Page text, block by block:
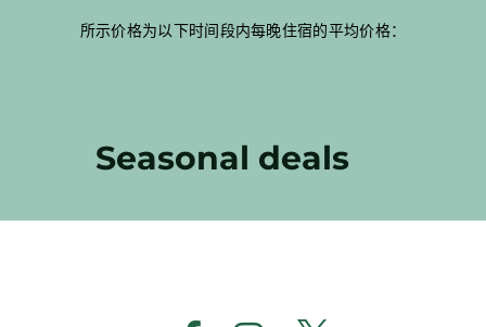
所示价格为以下时间段内每晚住宿的平均价格：
Seasonal deals